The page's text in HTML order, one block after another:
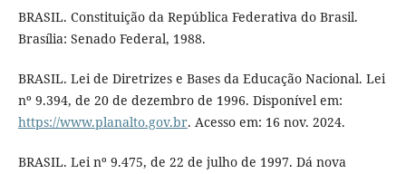
BRASIL. Constituição da República Federativa do Brasil.
Brasília: Senado Federal, 1988.
BRASIL. Lei de Diretrizes e Bases da Educação Nacional. Lei
nº 9.394, de 20 de dezembro de 1996. Disponível em:
https://www.planalto.gov.br. Acesso em: 16 nov. 2024.
BRASIL. Lei nº 9.475, de 22 de julho de 1997. Dá nova